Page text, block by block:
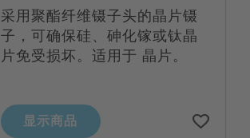
采用聚酯纤维镊子头的晶片镊
子，可确保硅、砷化镓或钛晶
片免受损坏。适用于 晶片。
显示商品